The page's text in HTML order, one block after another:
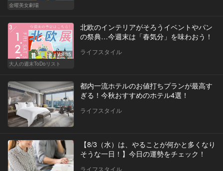
金曜美女劇場
Vol.35
大人の週末ToDoリスト
北欧のインテリアがそろうイベントやパン
の祭典…今週末は「春気分」を味わおう！
ライフスタイル
都内一流ホテルのお値打ちプランが最高す
ぎる！今秋おすすめのホテル4選！
ライフスタイル
【8/3（水）は、やることが何かと多くなり
そうな一日！】今日の運勢をチェック！
ライフスタイル